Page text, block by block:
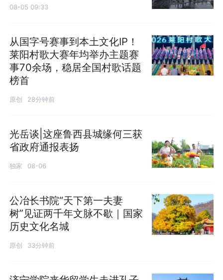
08-05 09:33
从国字号赛事到本土文化IP！
莱阳村歌大赛年均举办主题赛
事70余场，稳居全国村歌话题
榜首
原创 28分钟前
光岳谈|这座鲁西县城缘何三获
省政府通报表扬
独家 08-06
公冶长书院“天下第一夫妻
树”见证两千年文脉不歇｜国家
历史文化名城
原创 33分钟前